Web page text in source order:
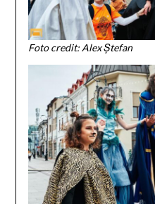
Foto credit: Alex Ștefan